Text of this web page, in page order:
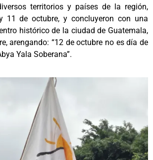
territorios y países de la región,
11 de octubre, y concluyeron con una
histórico de la ciudad de Guatemala,
arengando: “12 de octubre no es día de
Yala Soberana”.